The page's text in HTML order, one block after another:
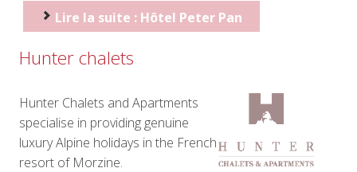
Lire la suite : Hôtel Peter Pan
Hunter chalets
Hunter Chalets and Apartments
specialise in providing genuine
luxury Alpine holidays in the French
resort of Morzine.